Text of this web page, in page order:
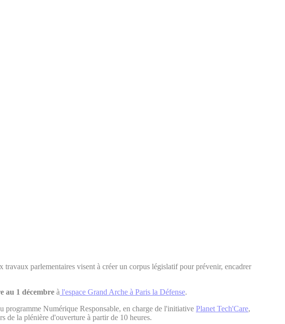
travaux parlementaires visent à créer un corpus législatif pour prévenir, encadrer
au 1 décembre à l'espace Grand Arche à Paris la Défense.
programme Numérique Responsable, en charge de l'initiative Planet Tech'Care,
de la plénière d'ouverture à partir de 10 heures.